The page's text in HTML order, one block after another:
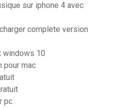
sur iphone 4 avec
complete version
windows 10
pour mac
pc